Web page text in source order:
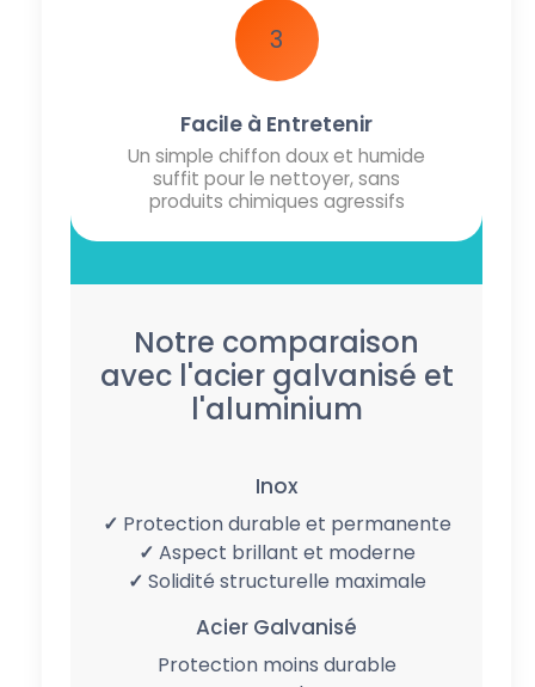
3
Facile à Entretenir
Un simple chiffon doux et humide
suffit pour le nettoyer, sans
produits chimiques agressifs
Notre comparaison
avec l'acier galvanisé et
l'aluminium
Inox
✓ Protection durable et permanente
✓ Aspect brillant et moderne
✓ Solidité structurelle maximale
Acier Galvanisé
Protection moins durable